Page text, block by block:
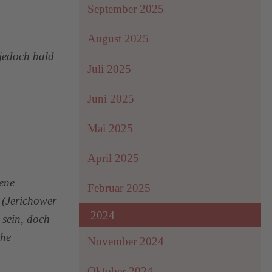
bald
doch
September 2025
August 2025
Juli 2025
Juni 2025
Mai 2025
April 2025
Februar 2025
2024
November 2024